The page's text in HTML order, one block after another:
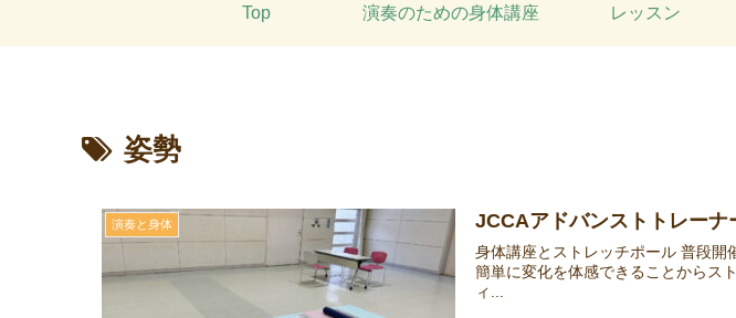
Top 演奏のための身体講座 レッスン
姿勢
演奏と身体 JCCAアドバンストトレーナ
身体講座とストレッチポール 普段開
簡単に変化を体感できることからス
ィ...